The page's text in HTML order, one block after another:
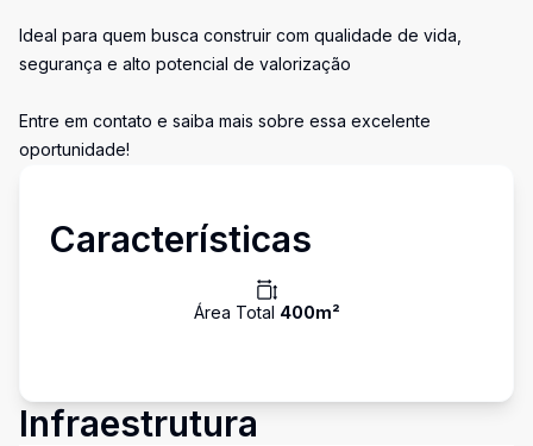
Ideal para quem busca construir com qualidade de vida,
segurança e alto potencial de valorização
Entre em contato e saiba mais sobre essa excelente
oportunidade!
Características
Área Total 400m²
Infraestrutura